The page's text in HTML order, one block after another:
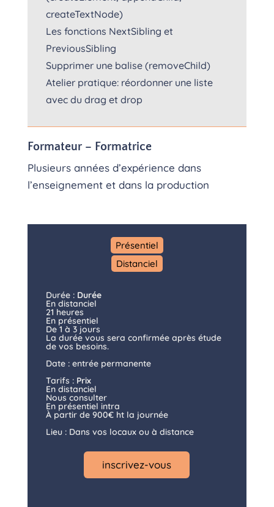
createTextNode)
Les fonctions NextSibling et
PreviousSibling
Supprimer une balise (removeChild)
Atelier pratique: réordonner une liste
avec du drag et drop
Formateur – Formatrice
Plusieurs années d’expérience dans
l’enseignement et dans la production
Présentiel
Distanciel
Durée : Durée
En distanciel
21 heures
En présentiel
De 1 à 3 jours
La durée vous sera confirmée après étude
de vos besoins.
Date : entrée permanente
Tarifs : Prix
En distanciel
Nous consulter
En présentiel intra
À partir de 900€ ht la journée
Lieu : Dans vos locaux ou à distance
inscrivez-vous